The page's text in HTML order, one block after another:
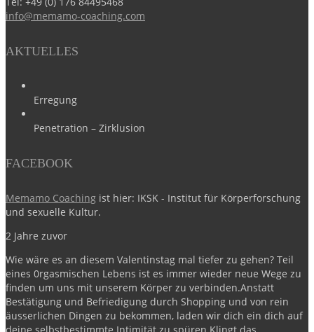
info@memamo-coaching.com
AKTUELLES
Erregung
Penetration – Zirklusion
FACEBOOK
Memamo Coaching ist hier: IKSK - Institut für Körperforschung
und sexuelle Kultur.
2 Jahre zuvor
Wie wäre es an diesem Valentinstag mal tiefer zu gehen? Teil
eines 0rgasmischen Lebens ist es immer wieder neue Wege zu
finden um uns mit unserem Körper zu verbinden.Anstatt
Bestätigung und Befriedigung durch Shopping und von rein
äusserlichen Dingen zu bekommen, laden wir dich ein dich auf